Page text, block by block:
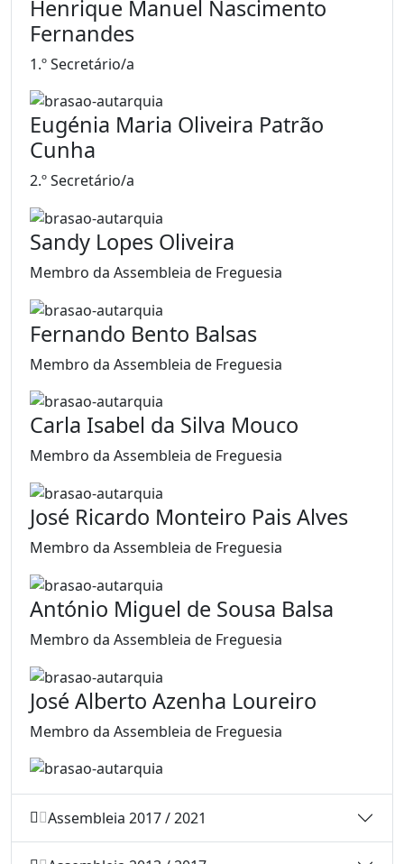
Henrique Manuel Nascimento
Fernandes
1.º Secretário/a
Eugénia Maria Oliveira Patrão
Cunha
2.º Secretário/a
Sandy Lopes Oliveira
Membro da Assembleia de Freguesia
Fernando Bento Balsas
Membro da Assembleia de Freguesia
Carla Isabel da Silva Mouco
Membro da Assembleia de Freguesia
José Ricardo Monteiro Pais Alves
Membro da Assembleia de Freguesia
António Miguel de Sousa Balsa
Membro da Assembleia de Freguesia
José Alberto Azenha Loureiro
Membro da Assembleia de Freguesia
Assembleia 2017 / 2021